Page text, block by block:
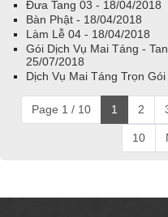
Đưa Tang 03 - 18/04/2018
Bàn Phật - 18/04/2018
Làm Lễ 04 - 18/04/2018
Gói Dịch Vụ Mai Táng -
25/07/2018
Dịch Vụ Mai Táng Trọn
Page 1 / 10 1 2
10